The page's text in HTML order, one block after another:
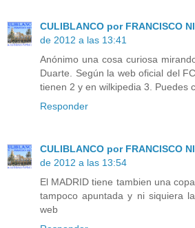
CULIBLANCO por FRANCISCO
de 2012 a las 13:41
Anónimo una cosa curiosa
Duarte. Según la web oficial del
tienen 2 y en wilkipedia 3. Puedes
Responder
CULIBLANCO por FRANCISCO
de 2012 a las 13:54
El MADRID tiene tambien una
tampoco apuntada y ni siquiera
web